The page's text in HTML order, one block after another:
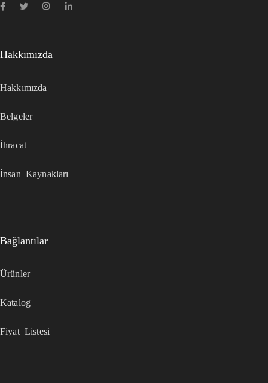
Hakkımızda
Hakkımızda
Belgeler
İhracat
İnsan Kaynakları
Bağlantılar
Ürünler
Katalog
Fiyat Listesi